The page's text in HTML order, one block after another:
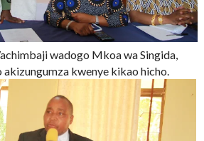
wadogo Mkoa wa Singida,
kwenye kikao hicho.